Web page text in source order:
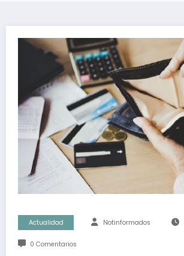
Actualidad Notinformados
0 Comentarios